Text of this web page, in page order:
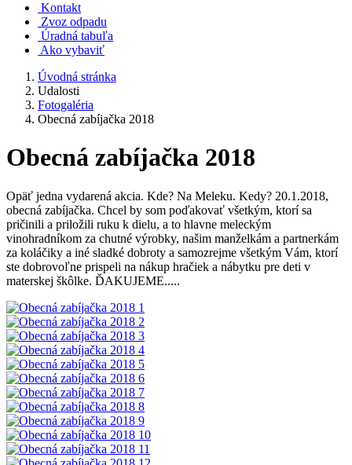
Kontakt
Zvoz odpadu
Úradná tabuľa
Ako vybaviť
Úvodná stránka
Udalosti
Fotogaléria
Obecná zabíjačka 2018
Obecná zabíjačka 2018
Opäť jedna vydarená akcia. Kde? Na Meleku. Kedy? 20.1.2018,
obecná zabíjačka. Chcel by som poďakovať všetkým, ktorí sa
pričinili a priložili ruku k dielu, a to hlavne meleckým
vinohradníkom za chutné výrobky, našim manželkám a partnerkám
za koláčiky a iné sladké dobroty a samozrejme všetkým Vám, ktorí
ste dobrovoľne prispeli na nákup hračiek a nábytku pre deti v
materskej škôlke. ĎAKUJEME.....